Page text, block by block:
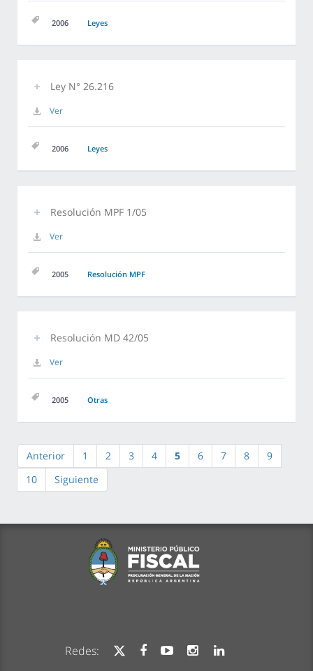
2006 Leyes
Ley N° 26.216
Ver
2006 Leyes
Resolución MPF 1/05
Ver
2005 Resolución MPF
Resolución MD 42/05
Ver
2005 Otras
Anterior 1 2 3 4 5 6 7 8
9
10
Siguiente
Redes: